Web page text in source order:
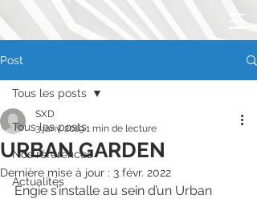
Post
Tous les posts
Nos références
Actualités
Tous les posts
URBAN GARDEN
SXD
3 janv. 20191 min de lecture
Dernière mise à jour : 3 févr. 2022
Engie s’installe au sein d’un Urban